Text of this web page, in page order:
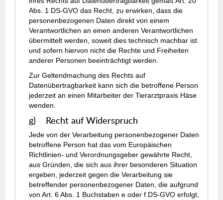
Abs. 1 DS-GVO das Recht, zu erwirken, dass die
personenbezogenen Daten direkt von einem
Verantwortlichen an einen anderen Verantwortlichen
übermittelt werden, soweit dies technisch machbar ist
und sofern hiervon nicht die Rechte und Freiheiten
anderer Personen beeinträchtigt werden.
Zur Geltendmachung des Rechts auf
Datenübertragbarkeit kann sich die betroffene Person
jederzeit an einen Mitarbeiter der Tierarztpraxis Häse
wenden.
g) Recht auf Widerspruch
Jede von der Verarbeitung personenbezogener Daten
betroffene Person hat das vom Europäischen
Richtlinien- und Verordnungsgeber gewährte Recht,
aus Gründen, die sich aus ihrer besonderen Situation
ergeben, jederzeit gegen die Verarbeitung sie
betreffender personenbezogener Daten, die aufgrund
von Art. 6 Abs. 1 Buchstaben e oder f DS-GVO erfolgt,